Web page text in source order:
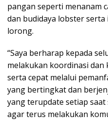
pangan seperti menanam
dan budidaya lobster
lorong.
“Saya berharap kepada
melakukan koordinasi
serta cepat melalui
yang bertingkat dan
yang terupdate setiap saat
agar terus melakukan